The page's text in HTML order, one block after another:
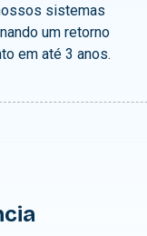
sistemas
um retorno
em até 3 anos.